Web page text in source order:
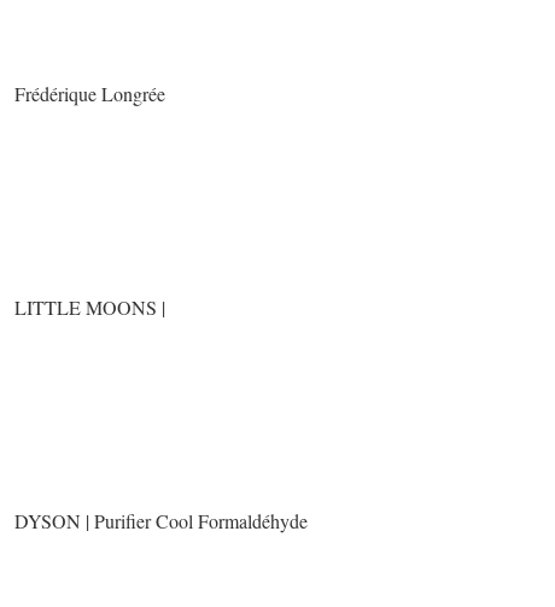
Frédérique Longrée
LITTLE MOONS |
DYSON | Purifier Cool Formaldéhyde